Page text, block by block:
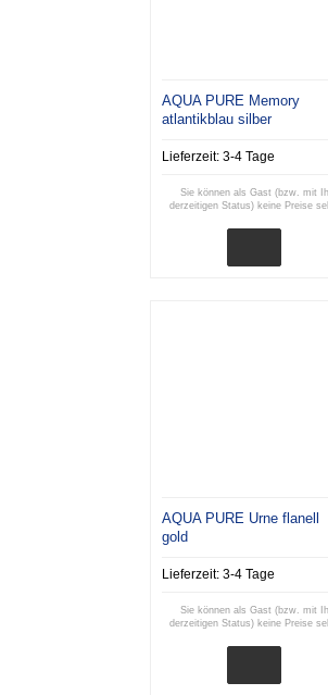
AQUA PURE Memory
atlantikblau silber
Lieferzeit: 3-4 Tage
Sie können als Gast (bzw. mit
derzeitigen Status) keine Preise
AQUA PURE Urne flanell
gold
Lieferzeit: 3-4 Tage
Sie können als Gast (bzw. mit
derzeitigen Status) keine Preise